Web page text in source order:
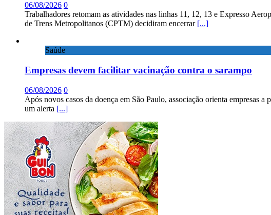
06/08/2026 0
Trabalhadores retomam as atividades nas linhas 11, 12, 13 e Expresso
de Trens Metropolitanos (CPTM) decidiram encerrar [...]
Saúde
Empresas devem facilitar vacinação contra o sarampo
06/08/2026 0
Após novos casos da doença em São Paulo, associação orienta empresas
um alerta [...]